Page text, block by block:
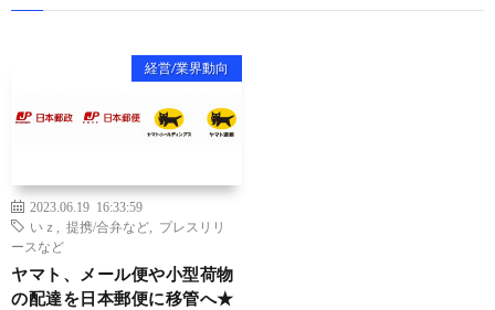
経営/業界動向
2023.06.19 16:33:59
いｚ
提携/合弁など
プレスリリ
ースなど
ヤマト、メール便や小型荷物
の配達を日本郵便に移管へ★